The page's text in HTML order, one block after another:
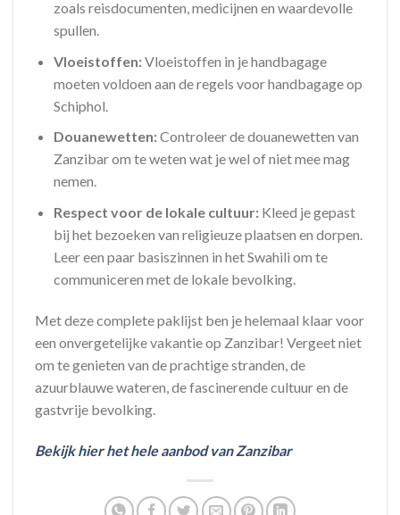
zoals reisdocumenten, medicijnen en waardevolle
spullen.
Vloeistoffen:Vloeistoffen in je handbagage
moeten voldoen aan de regels voor handbagage op
Schiphol.
Douanewetten:Controleer de douanewetten van
Zanzibar om te weten wat je wel of niet mee mag
nemen.
Respect voor de lokale cultuur:Kleed je gepast
bij het bezoeken van religieuze plaatsen en dorpen.
Leer een paar basiszinnen in het Swahili om te
communiceren met de lokale bevolking.
Met deze complete paklijst ben je helemaal klaar voor
een onvergetelijke vakantie op Zanzibar! Vergeet niet
om te genieten van de prachtige stranden, de
azuurblauwe wateren, de fascinerende cultuur en de
gastvrije bevolking.
Bekijk hier het hele aanbod van Zanzibar